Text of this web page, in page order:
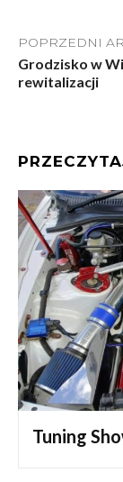
POPRZEDNI
Grodzisko w
rewitalizacji
Tuning